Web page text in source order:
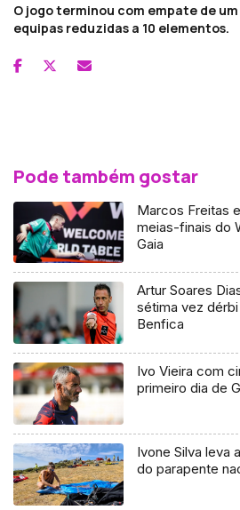
O jogo terminou com empate de
equipas reduzidas a 10 elementos.
Pode também gostar
Marcos Freitas
meias-finais do
Gaia
Artur Soares
sétima vez
Benfica
Ivo Vieira com
primeiro dia de
Ivone Silva leva
do parapente